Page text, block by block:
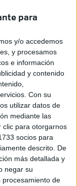
para
y/o accedemos
y procesamos
e información
y contenido
Con su
utilizar datos de
mediante las
clic para otorgarnos
socios para
descrito. De
más detallada y
negar su
procesamiento de
que siempre
. Tanto
se subió por
a esta
musical
‘Entre
Pérez ha
ganas e ilusión